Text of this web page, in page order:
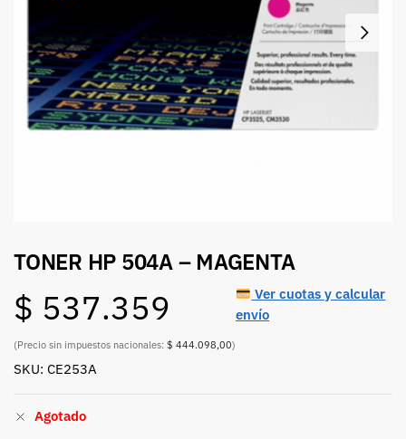
TONER HP 504A – MAGENTA
$ 537.359
(Precio sin impuestos nacionales: $ 444.098,00)
Ver cuotas y calcular
envío
SKU: CE253A
Agotado